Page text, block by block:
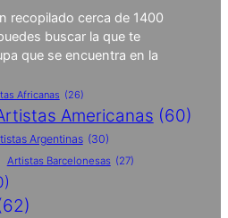
recopilado cerca de 1400
buscar la que te
que se encuentra en la
Africanas (26)
Americanas (60)
Argentinas (30)
Artistas Barcelonesas (27)